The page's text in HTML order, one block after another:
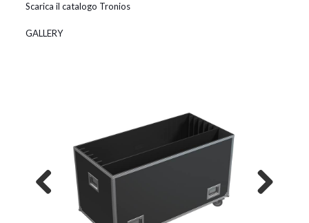
Scarica il catalogo Tronios
GALLERY